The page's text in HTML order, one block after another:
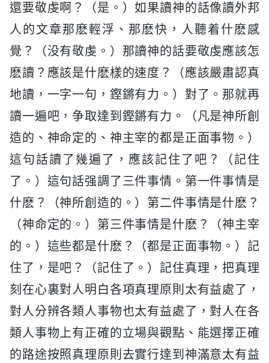
還要敬虔啊？（是。）如果讀神的話像讀外邦
人的文章那麽輕浮、那麽快，人聽着什麽感
覺？（没有敬虔。）那讀神的話要敬虔應該怎
麽讀？應該是什麽樣的速度？（應該嚴肅認真
地讀，一字一句，鏗鏘有力。）對了。那就再
讀一遍吧，争取達到鏗鏘有力。（凡是神所創
造的、神命定的、神主宰的都是正面事物。）
這句話讀了幾遍了，應該記住了吧？（記住
了。）這句話强調了三件事情。第一件事情是
什麽？（神所創造的。）第二件事情是什麽？
（神命定的。）第三件事情是什麽？（神主宰
的。）這些都是什麽？（都是正面事物。）記
住了，是吧？（記住了。）記住真理，把真理
刻在心裏對人明白各項真理原則太有益處了，
對人分辨各類人事物也太有益處了，對人在各
類人事物上有正確的立場與觀點、能選擇正確
的路途按照真理原則去實行達到神滿意太有益